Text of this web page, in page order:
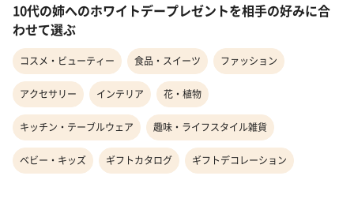
10代の姉へのホワイトデープレゼントを相手の好みに合
わせて選ぶ
コスメ・ビューティー 食品・スイーツ ファッション
アクセサリー インテリア 花・植物
キッチン・テーブルウェア 趣味・ライフスタイル雑貨
ベビー・キッズ ギフトカタログ ギフトデコレーション